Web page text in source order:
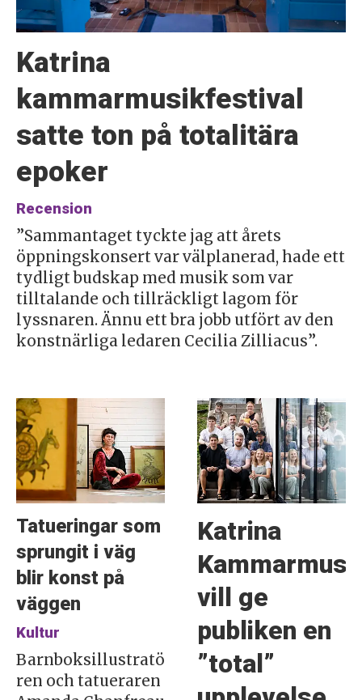
Katrina
kammarmusikfestival
satte ton på totalitära
epoker
Recension
”Sammantaget tyckte jag att årets
öppningskonsert var välplanerad, hade ett
tydligt budskap med musik som var
tilltalande och tillräckligt lagom för
lyssnaren. Ännu ett bra jobb utfört av den
konstnärliga ledaren Cecilia Zilliacus”.
Tatueringar som
sprungit i väg
blir konst på
väggen
Kultur
Barnboksillustratö
ren och tatueraren
Katrina
vill ge
publiken en
”total”